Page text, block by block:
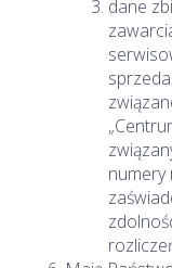
dane
numery